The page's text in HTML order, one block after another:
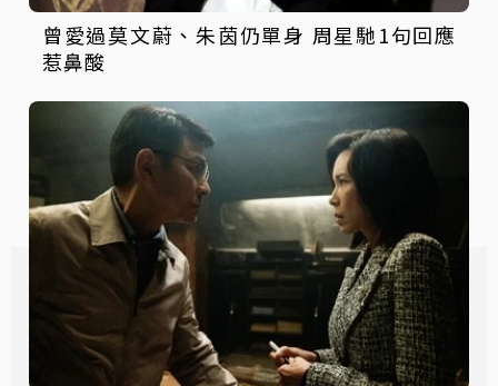
曾愛過莫文蔚、朱茵仍單身 周星馳1句回應
惹鼻酸